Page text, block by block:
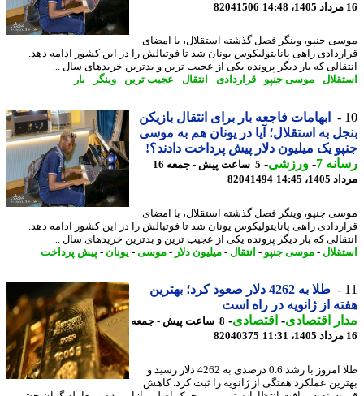
82041506
جنپو، وینگر فصل گذشته استقلال، با امضای
راهی پانایتولیکوس یونان شد تا فوتبالش را در این کشور ادامه دهد.
که بار دیگر پرونده یکی از عجیب ترین و بدترین خریدهای سال ...
-موسی جنپو -قراردادی-انتقال-عجیب ترین- وینگر-بار
ابهامات فاجعه بار برای انتقال بازیکن
به استقلال؛ آیا در یونان هم به موسی
یک میلیون دلار پیش پرداخت دادند؟!
7
-ورزشی-
5 ساعت پیش - جمعه 16
14:45
82041494
جنپو، وینگر فصل گذشته استقلال، با امضای
راهی پانایتولیکوس یونان شد تا فوتبالش را در این کشور ادامه دهد.
که بار دیگر پرونده یکی از عجیب ترین و بدترین خریدهای سال ...
-موسی جنپو -انتقال-میلیون دلار-موسی-یونان-پیش پرداخت
طلا به 4262 دلار صعود کرد؛ بهترین
از ژانویه در راه است
اقتصادی-اقتصادی- 8 ساعت پیش - جمعه
82040375
طلا امروز با رشد 0.6 درصدی به 4262 دلار رسید و
عملکرد هفتگی از ژانویه را ثبت کرد. کاهش